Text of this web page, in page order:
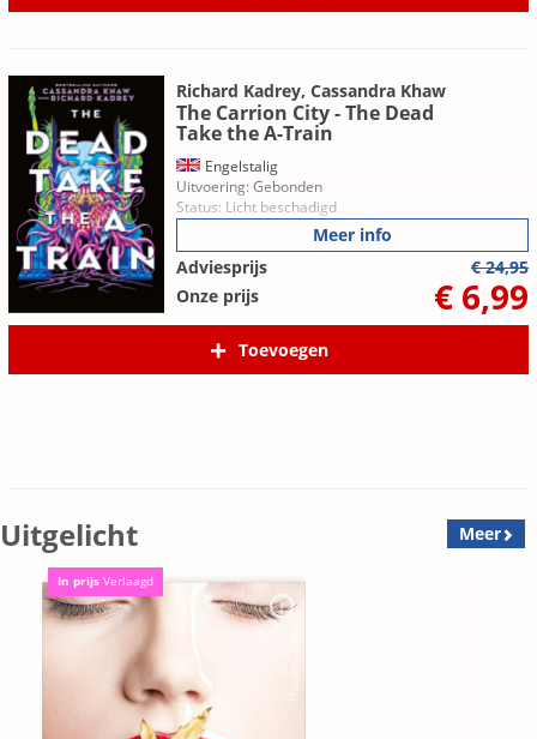
Richard Kadrey, Cassandra Khaw
The Carrion City - The Dead
Take the A-Train
Engelstalig
Uitvoering: Gebonden
Status: Licht beschadigd
Meer info
Adviesprijs
€ 24,95
Onze prijs
€ 6,99
Toevoegen
Uitgelicht Meer
In prijs Verlaagd